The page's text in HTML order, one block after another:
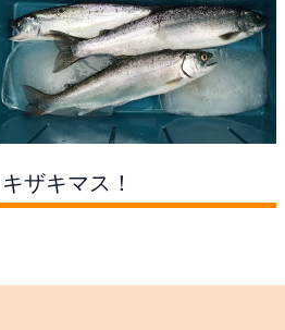
キザキマス！